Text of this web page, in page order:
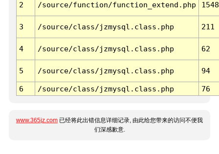
2 /source/function/function_extend.php 1548
3 /source/class/jzmysql.class.php 211
4 /source/class/jzmysql.class.php 62
5 /source/class/jzmysql.class.php 94
6 /source/class/jzmysql.class.php 76
www.365jz.com 已经将此出错信息详细记录, 由此给您带来的访问不便我
们深感歉意.